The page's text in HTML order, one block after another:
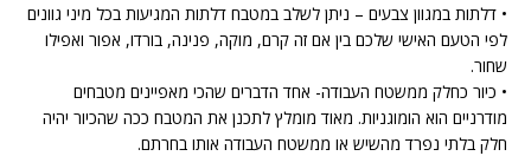
• דלתות במגוון צבעים – ניתן לשלב במטבח דלתות המגיעות בכל מיני גוונים
לפי הטעם האישי שלכם בין אם זה קרם, מוקה, פנינה, בורדו, אפור ואפילו
שחור.
• כיור כחלק ממשטח העבודה- אחד הדברים שהכי מאפיינים מטבחים
מודרניים הוא הומוגניות. מאוד מומלץ לתכנן את המטבח ככה שהכיור יהיה
חלק בלתי נפרד מהשיש או ממשטח העבודה אותו בחרתם.